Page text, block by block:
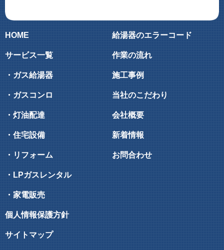
HOME
サービス一覧
・ガス給湯器
・ガスコンロ
・灯油配達
・住宅設備
・リフォーム
・LPガスレンタル
・家電販売
給湯器のエラーコード
作業の流れ
施工事例
当社のこだわり
会社概要
新着情報
お問合わせ
個人情報保護方針
サイトマップ